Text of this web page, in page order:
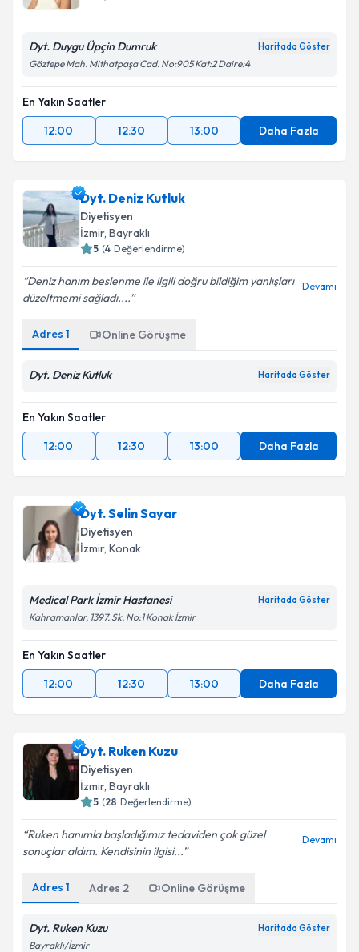
Dyt. Duygu Üpçin Dumruk Haritada Göster
Göztepe Mah. Mithatpaşa Cad. No:905 Kat:2 Daire:4
En Yakın Saatler
12:00
12:30 13:00 Daha Fazla
Dyt. Deniz Kutluk
Diyetisyen
İzmir, Bayraklı
5 (4 Değerlendirme)
Deniz hanım beslenme ile ilgili doğru bildiğim yanlışları
düzeltmemi sağladı....
Devamı
Adres 1 Online Görüşme
Dyt. Deniz Kutluk Haritada Göster
En Yakın Saatler
12:00
12:30 13:00 Daha Fazla
Dyt. Selin Sayar
Diyetisyen
İzmir, Konak
Medical Park İzmir Hastanesi Haritada Göster
Kahramanlar, 1397. Sk. No:1 Konak İzmir
En Yakın Saatler
12:00
12:30 13:00 Daha Fazla
Dyt. Ruken Kuzu
Diyetisyen
İzmir, Bayraklı
5 (28 Değerlendirme)
Ruken hanımla başladığımız tedaviden çok güzel
sonuçlar aldım. Kendisinin ilgisi...
Devamı
Adres 1 Adres 2 Online Görüşme
Dyt. Ruken Kuzu Haritada Göster
Bayraklı/İzmir